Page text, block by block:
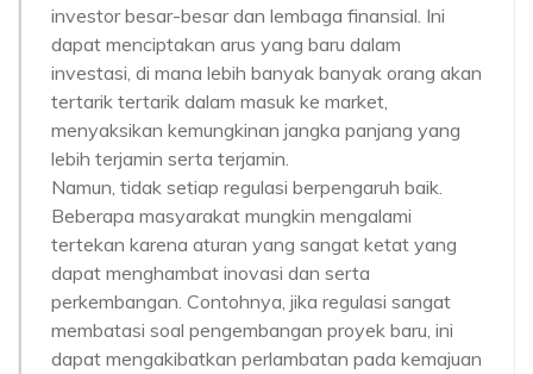
investor besar-besar dan lembaga finansial. Ini
dapat menciptakan arus yang baru dalam
investasi, di mana lebih banyak banyak orang akan
tertarik tertarik dalam masuk ke market,
menyaksikan kemungkinan jangka panjang yang
lebih terjamin serta terjamin.
Namun, tidak setiap regulasi berpengaruh baik.
Beberapa masyarakat mungkin mengalami
tertekan karena aturan yang sangat ketat yang
dapat menghambat inovasi dan serta
perkembangan. Contohnya, jika regulasi sangat
membatasi soal pengembangan proyek baru, ini
dapat mengakibatkan perlambatan pada kemajuan